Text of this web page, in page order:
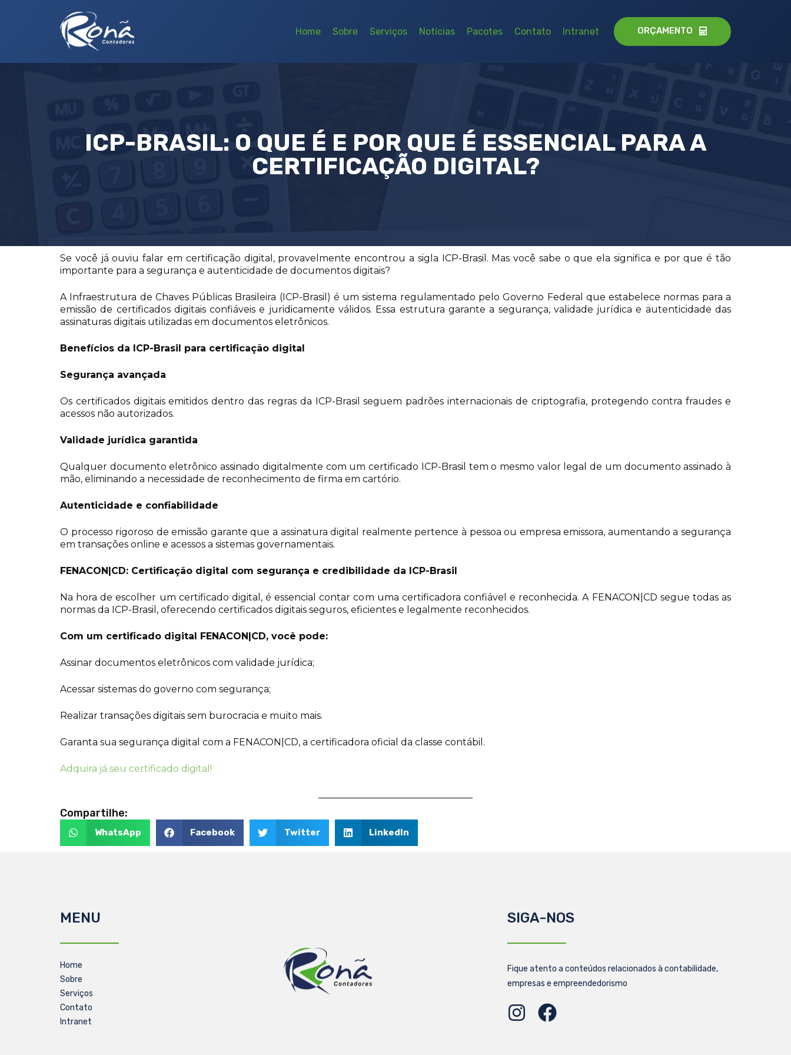
Home Sobre Serviços Notícias Pacotes Contato Intranet ORÇAMENTO
ICP-BRASIL: O QUE É E POR QUE É ESSENCIAL PARA A
CERTIFICAÇÃO DIGITAL?
Se você já ouviu falar em certificação digital, provavelmente encontrou a sigla ICP-Brasil. Mas você sabe o que ela significa e por que é tão
importante para a segurança e autenticidade de documentos digitais?
A Infraestrutura de Chaves Públicas Brasileira (ICP-Brasil) é um sistema regulamentado pelo Governo Federal que estabelece normas para a
emissão de certificados digitais confiáveis e juridicamente válidos. Essa estrutura garante a segurança, validade jurídica e autenticidade das
assinaturas digitais utilizadas em documentos eletrônicos.
Benefícios da ICP-Brasil para certificação digital
Segurança avançada
Os certificados digitais emitidos dentro das regras da ICP-Brasil seguem padrões internacionais de criptografia, protegendo contra fraudes e
acessos não autorizados.
Validade jurídica garantida
Qualquer documento eletrônico assinado digitalmente com um certificado ICP-Brasil tem o mesmo valor legal de um documento assinado à
mão, eliminando a necessidade de reconhecimento de firma em cartório.
Autenticidade e confiabilidade
O processo rigoroso de emissão garante que a assinatura digital realmente pertence à pessoa ou empresa emissora, aumentando a segurança
em transações online e acessos a sistemas governamentais.
FENACON|CD: Certificação digital com segurança e credibilidade da ICP-Brasil
Na hora de escolher um certificado digital, é essencial contar com uma certificadora confiável e reconhecida. A FENACON|CD segue todas as
normas da ICP-Brasil, oferecendo certificados digitais seguros, eficientes e legalmente reconhecidos.
Com um certificado digital FENACON|CD, você pode:
Assinar documentos eletrônicos com validade jurídica;
Acessar sistemas do governo com segurança;
Realizar transações digitais sem burocracia e muito mais.
Garanta sua segurança digital com a FENACON|CD, a certificadora oficial da classe contábil.
Adquira já seu certificado digital!
Compartilhe:
WhatsApp Facebook Twitter LinkedIn
MENU
Home
Sobre
Serviços
Contato
Intranet
SIGA-NOS
Fique atento a conteúdos relacionados à contabilidade,
empresas e empreendedorismo